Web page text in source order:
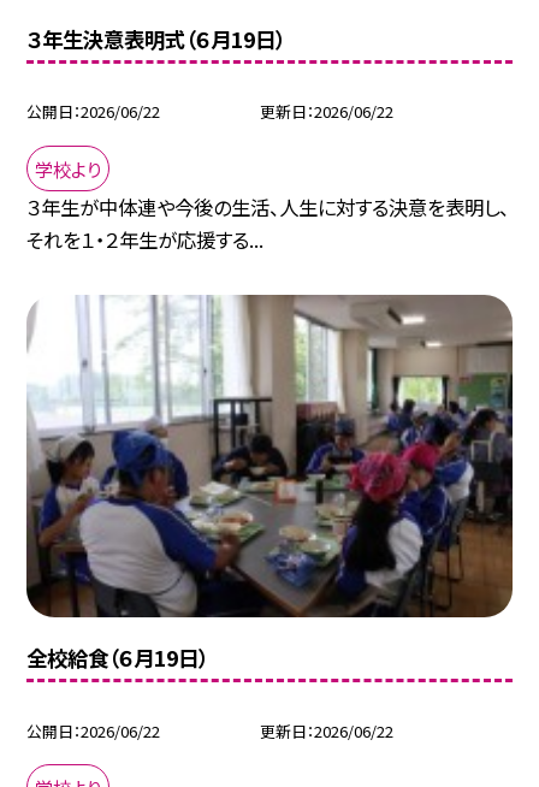
３年生決意表明式（６月19日）
公開日 2026/06/22 更新日 2026/06/22
学校より
３年生が中体連や今後の生活、人生に対する決意を表明し、
それを１・２年生が応援する...
全校給食（６月19日）
公開日 2026/06/22 更新日 2026/06/22